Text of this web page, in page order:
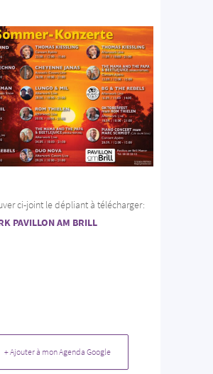
ci-joint le dépliant à télécharger:
PAVILLON AM BRILL
+ Ajouter à mon Agenda Google